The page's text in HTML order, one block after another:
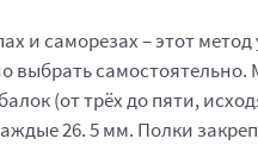
и саморезах – этот
выбрать
(от трёх до пяти,
26. 5 мм. Полки